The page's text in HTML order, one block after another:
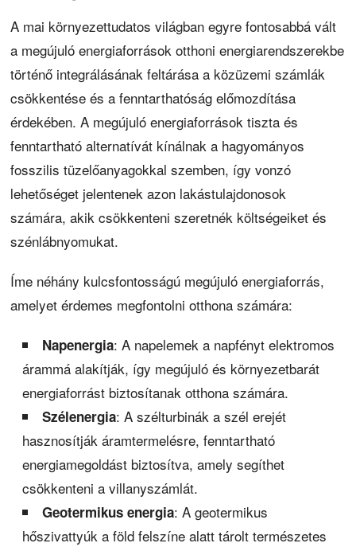
A mai környezettudatos világban egyre fontosabbá vált
a megújuló energiaforrások otthoni energiarendszerekbe
történő integrálásának feltárása a közüzemi számlák
csökkentése és a fenntarthatóság előmozdítása
érdekében. A megújuló energiaforrások tiszta és
fenntartható alternatívát kínálnak a hagyományos
fosszilis tüzelőanyagokkal szemben, így vonzó
lehetőséget jelentenek azon lakástulajdonosok
számára, akik csökkenteni szeretnék költségeiket és
szénlábnyomukat.
Íme néhány kulcsfontosságú megújuló energiaforrás,
amelyet érdemes megfontolni otthona számára:
Napenergia: A napelemek a napfényt elektromos
árammá alakítják, így megújuló és környezetbarát
energiaforrást biztosítanak otthona számára.
Szélenergia: A szélturbinák a szél erejét
hasznosítják áramtermelésre, fenntartható
energiamegoldást biztosítva, amely segíthet
csökkenteni a villanyszámlát.
Geotermikus energia: A geotermikus
hőszivattyúk a föld felszíne alatt tárolt természetes